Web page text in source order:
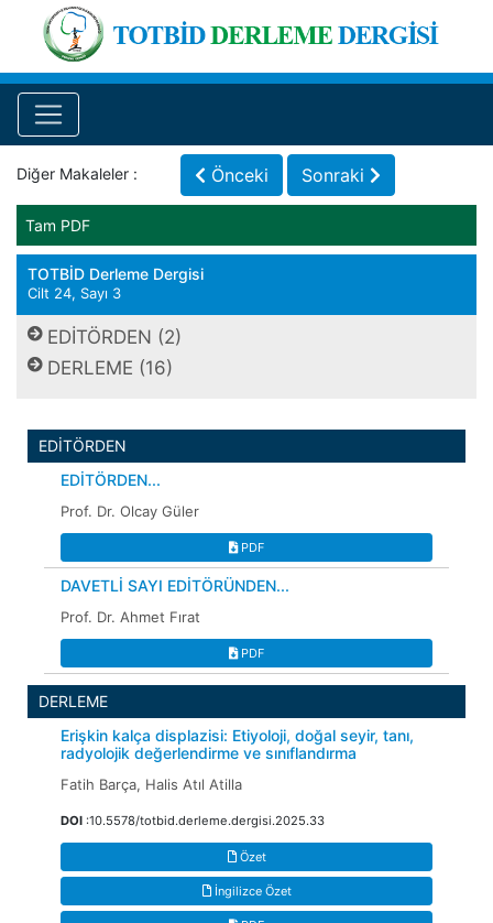
Diğer Makaleler : Önceki Sonraki
Tam PDF
TOTBİD Derleme Dergisi
Cilt 24, Sayı 3
EDİTÖRDEN (2)
DERLEME (16)
EDİTÖRDEN
EDİTÖRDEN...
Prof. Dr. Olcay Güler
PDF
DAVETLİ SAYI EDİTÖRÜNDEN...
Prof. Dr. Ahmet Fırat
PDF
DERLEME
Erişkin kalça displazisi: Etiyoloji, doğal seyir, tanı,
radyolojik değerlendirme ve sınıflandırma
Fatih Barça, Halis Atıl Atilla
DOI :10.5578/totbid.derleme.dergisi.2025.33
Özet
İngilizce Özet